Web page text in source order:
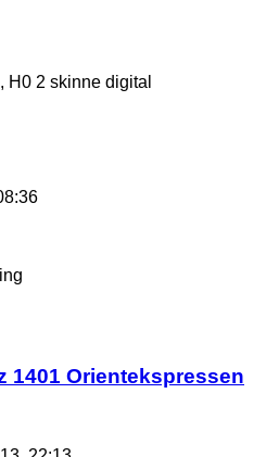
H0 2 skinne digital
1401 Orientekspressen